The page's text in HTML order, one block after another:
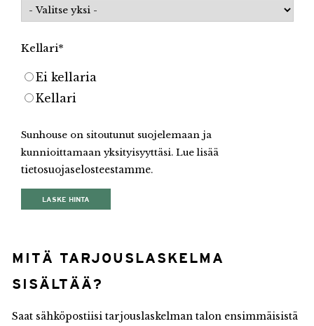
Kellari*
Ei kellaria
Kellari
Sunhouse on sitoutunut suojelemaan ja
kunnioittamaan yksityisyyttäsi. Lue lisää
tietosuojaselosteestamme.
MITÄ TARJOUSLASKELMA
SISÄLTÄÄ?
Saat sähköpostiisi tarjouslaskelman talon ensimmäisistä